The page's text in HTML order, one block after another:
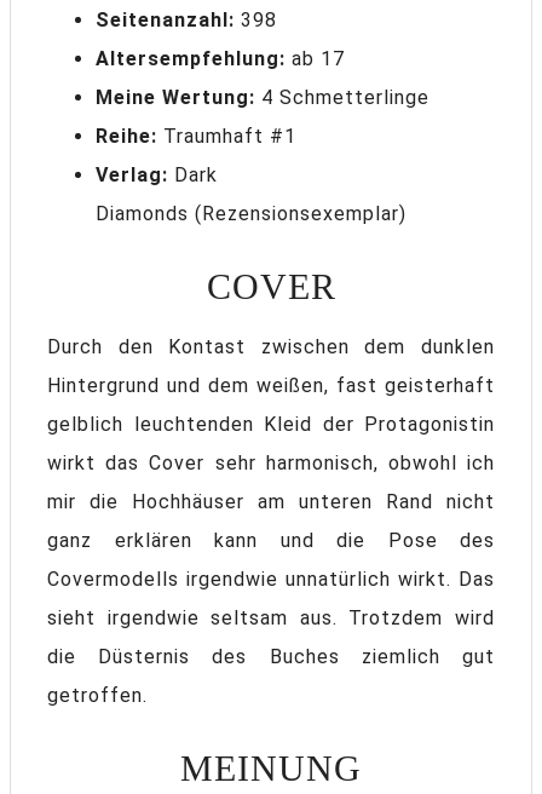
Seitenanzahl: 398
Altersempfehlung: ab 17
Meine Wertung: 4 Schmetterlinge
Reihe: Traumhaft #1
Verlag: Dark
Diamonds (Rezensionsexemplar)
COVER
Durch den Kontast zwischen dem dunklen
Hintergrund und dem weißen, fast geisterhaft
gelblich leuchtenden Kleid der Protagonistin
wirkt das Cover sehr harmonisch, obwohl ich
mir die Hochhäuser am unteren Rand nicht
ganz erklären kann und die Pose des
Covermodells irgendwie unnatürlich wirkt. Das
sieht irgendwie seltsam aus. Trotzdem wird
die Düsternis des Buches ziemlich gut
getroffen.
MEINUNG